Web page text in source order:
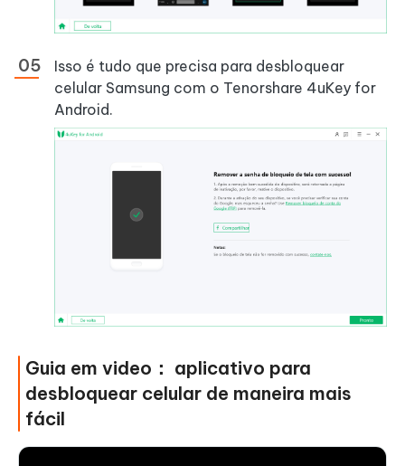
Isso é tudo que precisa para desbloquear
celular Samsung com o Tenorshare 4uKey for
Android.
Guia em video： aplicativo para
desbloquear celular de maneira mais
fácil